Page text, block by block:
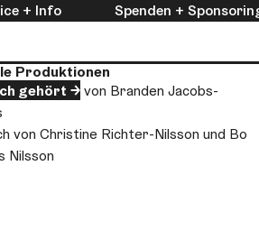
+ Info Spenden +
Produktionen
gehört
von Branden Jacobs-
von Christine Richter-Nilsson und Bo
Nilsson